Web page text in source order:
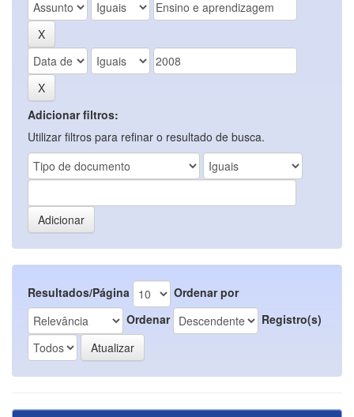
Adicionar filtros:
Utilizar filtros para refinar o resultado de busca.
Resultados/Página
Ordenar por
Ordenar
Registro(s)